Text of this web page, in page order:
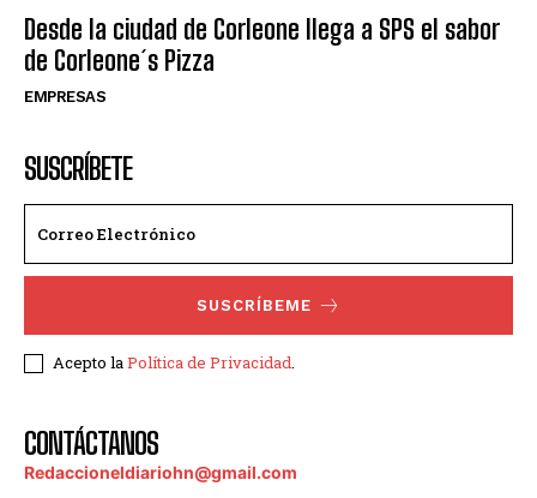
Desde la ciudad de Corleone llega a SPS el sabor
de Corleone´s Pizza
EMPRESAS
SUSCRÍBETE
SUSCRÍBEME
Acepto laPolítica de Privacidad.
CONTÁCTANOS
Redaccioneldiariohn@gmail.com